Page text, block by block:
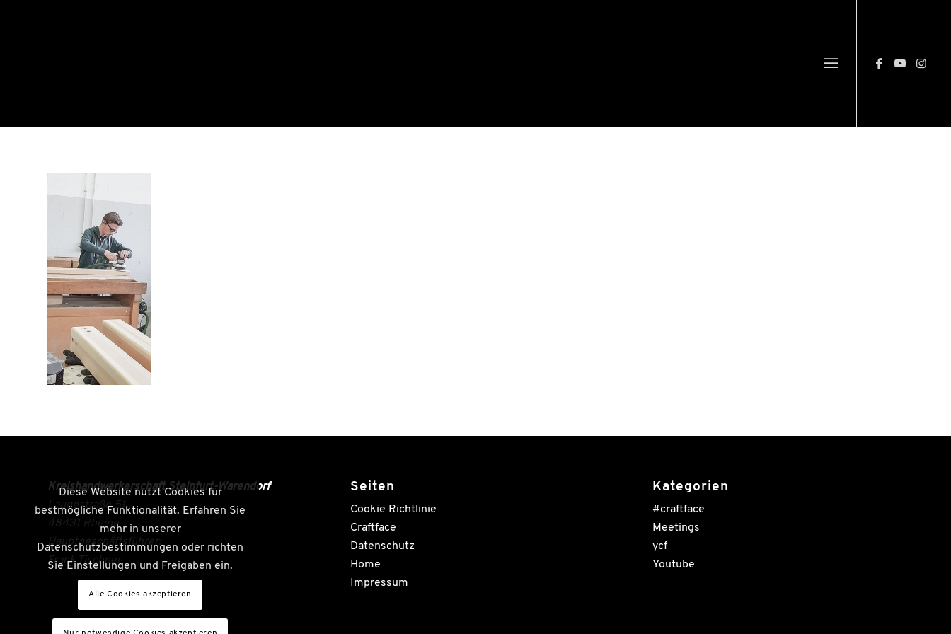
Kreishandwerkerschaft Steinfurt-Warendorf
Laugestraße 51
48431 Rheine
Hauptgeschäftsführer:
Frank Tischner
Seiten
Cookie Richtlinie
Craftface
Datenschutz
Home
Impressum
Kategorien
#craftface
Meetings
ycf
Youtube
Diese Website nutzt Cookies für
bestmögliche Funktionalität. Erfahren Sie
mehr in unserer
Datenschutzbestimmungen oder richten
Sie Einstellungen und Freigaben ein.
Alle Cookies akzeptieren